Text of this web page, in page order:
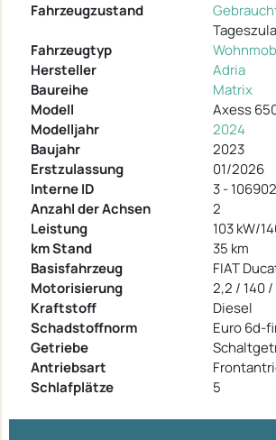
Fahrzeugzustand
Fahrzeugtyp
Hersteller
Adria
Baureihe
Matrix
Modell
Axess
Modelljahr
2024
Baujahr
2023
Erstzulassung
01/2026
Interne ID
3 -
Anzahl der Achsen
2
Leistung
103 kW/
km Stand
35 km
Basisfahrzeug
FIAT
Motorisierung
2,2 / 140
Kraftstoff
Diesel
Schadstoffnorm
Euro 6d-
Getriebe
Antriebsart
Schlafplätze
5